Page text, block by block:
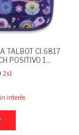
TALBOT CI.6817
POSITIVO 1
2x1
interés